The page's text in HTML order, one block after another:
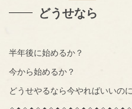
どうせなら
半年後に始めるか？
今から始めるか？
どうせやるなら今やればいいのに